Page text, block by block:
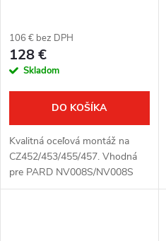
106 € bez DPH
128 €
Skladom
DO KOŠÍKA
Kvalitná oceľová montáž na
CZ452/453/455/457. Vhodná
pre PARD NV008S/NV008S
LRF a PARD SA 2022.